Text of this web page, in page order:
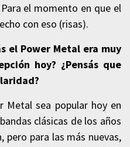
el momento en que el
con eso (risas).
el Power Metal era muy
hoy? ¿Pensás que
Metal sea popular hoy en
clásicas de los años
pero para las más nuevas,